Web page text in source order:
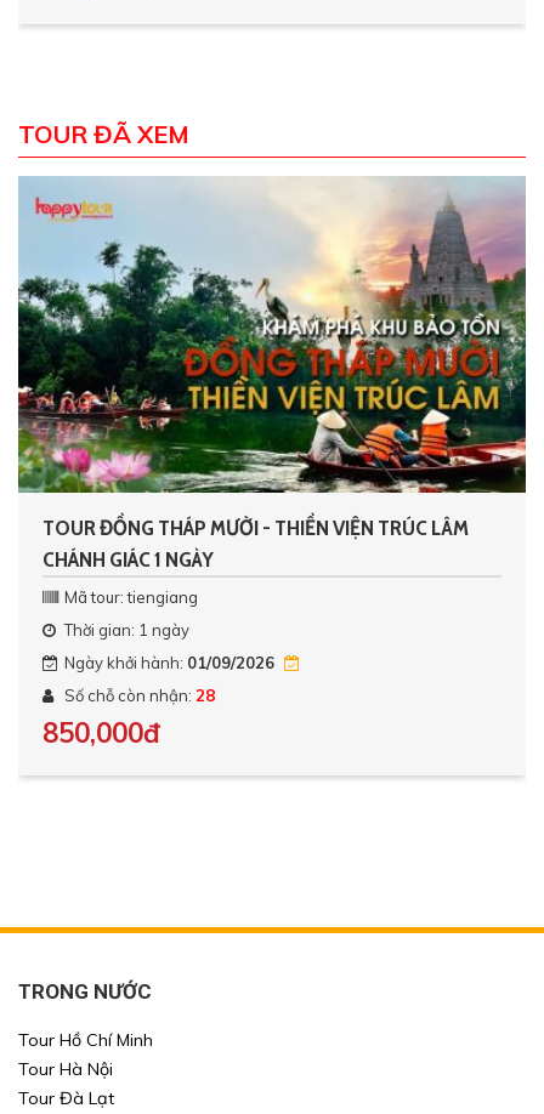
TOUR ĐÃ XEM
TOUR ĐỒNG THÁP MƯỜI - THIỀN VIỆN TRÚC LÂM
CHÁNH GIÁC 1 NGÀY
Mã tour: tiengiang
Thời gian: 1 ngày
Ngày khởi hành: 01/09/2026
Số chỗ còn nhận: 28
850,000đ
TRONG NƯỚC
Tour Hồ Chí Minh
Tour Hà Nội
Tour Đà Lạt